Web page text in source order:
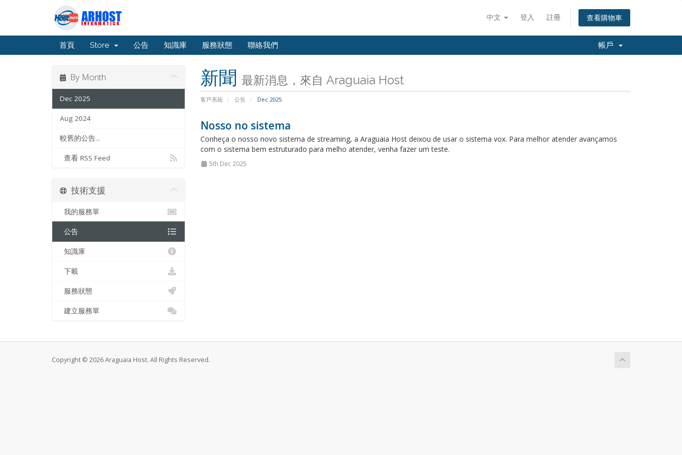
中文 登入 註冊 查看購物車
首頁 Store 公告 知識庫 服務狀態 聯絡我們 帳戶
新聞 最新消息，來自 Araguaia Host
客戶系統 公告 Dec 2025
By Month
Dec 2025
Aug 2024
較舊的公告...
查看 RSS Feed
Nosso no sistema
Conheça o nosso novo sistema de streaming, a Araguaia Host deixou de usar o sistema vox. Para melhor atender avançamos
com o sistema bem estruturado para melho atender, venha fazer um teste.
5th Dec 2025
技術支援
我的服務單
公告
知識庫
下載
服務狀態
建立服務單
Copyright © 2026 Araguaia Host. All Rights Reserved.